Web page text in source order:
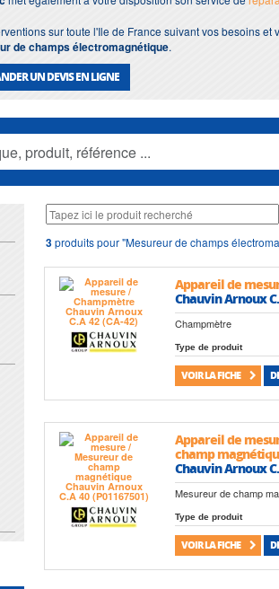
sur toute l'Ile de France suivant vos besoins
de champs électromagnétique.
UN DEVIS EN LIGNE
3produits pour "Mesureur de champs
Appareil de
Chauvin Arnoux
Champmètre
Type de produit
VOIR LA FICHE
Appareil de
champ
Chauvin Arnoux
Mesureur de champ
Type de produit
VOIR LA FICHE